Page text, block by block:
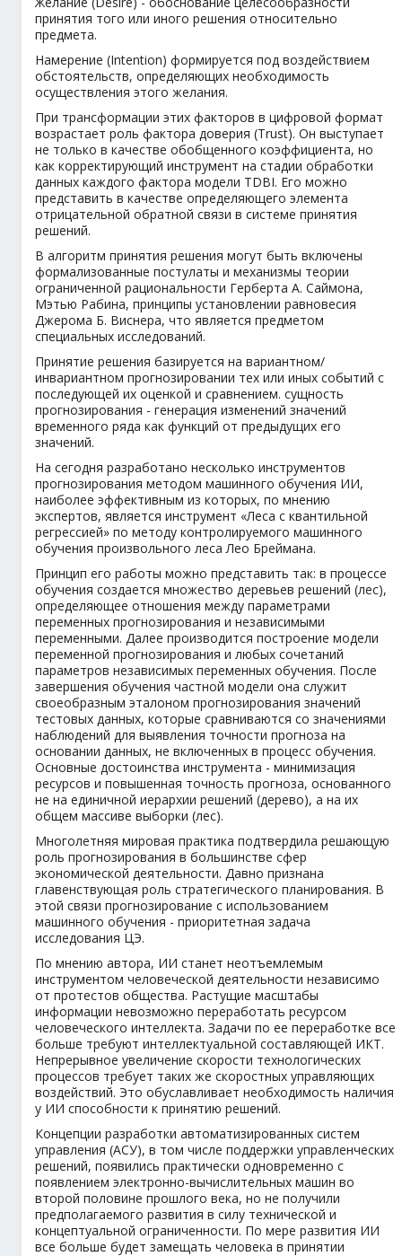
принятия того или иного решения относительно
предмета.
Намерение (Intention) формируется под воздействием
обстоятельств, определяющих необходимость
осуществления этого желания.
При трансформации этих факторов в цифровой формат
возрастает роль фактора доверия (Trust). Он выступает
не только в качестве обобщенного коэффициента, но
как корректирующий инструмент на стадии обработки
данных каждого фактора модели TDBI. Его можно
представить в качестве определяющего элемента
отрицательной обратной связи в системе принятия
решений.
В алгоритм принятия решения могут быть включены
формализованные постулаты и механизмы теории
ограниченной рациональности Герберта А. Саймона,
Мэтью Рабина, принципы установлении равновесия
Джерома Б. Виснера, что является предметом
специальных исследований.
Принятие решения базируется на вариантном/
инвариантном прогнозировании тех или иных событий с
последующей их оценкой и сравнением. сущность
прогнозирования - генерация изменений значений
временного ряда как функций от предыдущих его
значений.
На сегодня разработано несколько инструментов
прогнозирования методом машинного обучения ИИ,
наиболее эффективным из которых, по мнению
экспертов, является инструмент «Леса с квантильной
регрессией» по методу контролируемого машинного
обучения произвольного леса Лео Бреймана.
Принцип его работы можно представить так: в процессе
обучения создается множество деревьев решений (лес),
определяющее отношения между параметрами
переменных прогнозирования и независимыми
переменными. Далее производится построение модели
переменной прогнозирования и любых сочетаний
параметров независимых переменных обучения. После
завершения обучения частной модели она служит
своеобразным эталоном прогнозирования значений
тестовых данных, которые сравниваются со значениями
наблюдений для выявления точности прогноза на
основании данных, не включенных в процесс обучения.
Основные достоинства инструмента - минимизация
ресурсов и повышенная точность прогноза, основанного
не на единичной иерархии решений (дерево), а на их
общем массиве выборки (лес).
Многолетняя мировая практика подтвердила решающую
роль прогнозирования в большинстве сфер
экономической деятельности. Давно признана
главенствующая роль стратегического планирования. В
этой связи прогнозирование с использованием
машинного обучения - приоритетная задача
исследования ЦЭ.
По мнению автора, ИИ станет неотъемлемым
инструментом человеческой деятельности независимо
от протестов общества. Растущие масштабы
информации невозможно переработать ресурсом
человеческого интеллекта. Задачи по ее переработке все
больше требуют интеллектуальной составляющей ИКТ.
Непрерывное увеличение скорости технологических
процессов требует таких же скоростных управляющих
воздействий. Это обуславливает необходимость наличия
у ИИ способности к принятию решений.
Концепции разработки автоматизированных систем
управления (АСУ), в том числе поддержки управленческих
решений, появились практически одновременно с
появлением электронно-вычислительных машин во
второй половине прошлого века, но не получили
предполагаемого развития в силу технической и
концептуальной ограниченности. По мере развития ИИ
все больше будет замещать человека в принятии